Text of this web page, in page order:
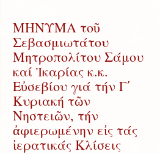
ΜΗΝΥΜΑ τοῦ
Σεβασμιωτάτου
Μητροπολίτου Σάμου
καί Ἰκαρίας κ.κ.
Εὐσεβίου γιά τήν Γ΄
Κυριακή τῶν
Νηστειῶν, τήν
ἀφιερωμένην εἰς τάς
ἱερατικάς Κλίσεις